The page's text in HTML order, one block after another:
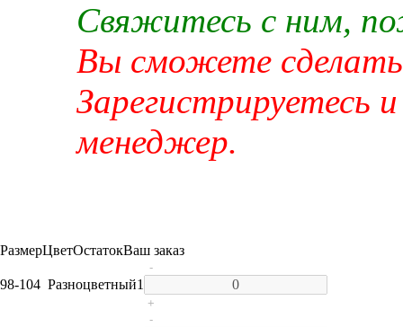
Свяжитесь с ним,
Вы сможете сделать
Зарегистрируетесь
менеджер.
РазмерЦветОстатокВаш заказ
98-104 Разноцветный1
-
+
-